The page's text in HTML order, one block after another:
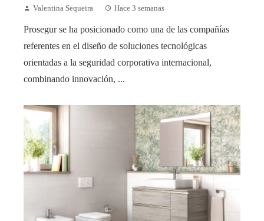
Valentina Sequeira Hace 3 semanas
Prosegur se ha posicionado como una de las compañías
referentes en el diseño de soluciones tecnológicas
orientadas a la seguridad corporativa internacional,
combinando innovación, ...